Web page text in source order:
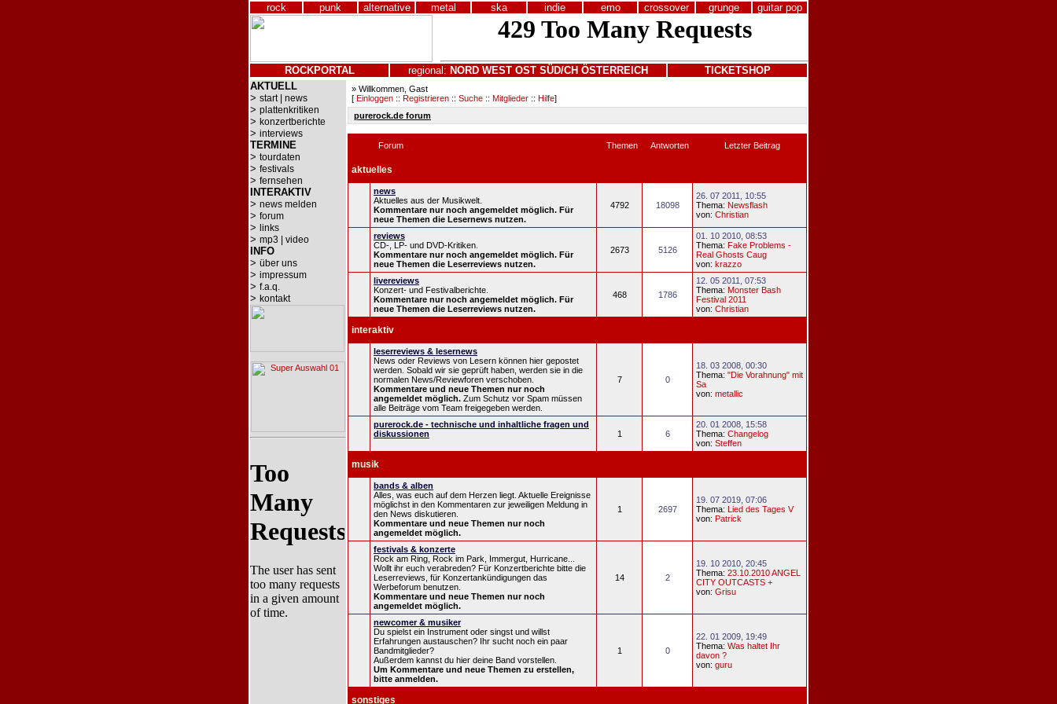
rock punk alternative metal ska indie emo crossover grunge guitar pop
ROCKPORTAL regional: NORD WEST OST SÜD/CH ÖSTERREICH
TICKETSHOP
AKTUELL
> start | news
> plattenkritiken
> konzertberichte
> interviews
TERMINE
> tourdaten
> festivals
> fernsehen
INTERAKTIV
> news melden
> forum
> links
> mp3 | video
INFO
> über uns
> impressum
> f.a.q.
> kontakt
» Willkommen, Gast
[ Einloggen :: Registrieren :: Suche :: Mitglieder :: Hilfe]
purerock.de forum
Forum Themen Antworten Letzter Beitrag
aktuelles
news
Aktuelles aus der Musikwelt.
Kommentare nur noch angemeldet möglich. Für
neue Themen die Lesernews nutzen.
4792 18098
26. 07 2011, 10:55
Thema: Newsflash
von: Christian
reviews
CD-, LP- und DVD-Kritiken.
Kommentare nur noch angemeldet möglich. Für
neue Themen die Leserreviews nutzen.
2673 5126
01. 10 2010, 08:53
Thema: Fake Problems -
Real Ghosts Caug
von: krazzo
livereviews
Konzert- und Festivalberichte.
Kommentare nur noch angemeldet möglich. Für
neue Themen die Leserreviews nutzen.
468 1786
12. 05 2011, 07:53
Thema: Monster Bash
Festival 2011
von: Christian
interaktiv
leserreviews & lesernews
News oder Reviews von Lesern können hier gepostet
werden. Sobald wir sie geprüft haben, werden sie in die
normalen News/Reviewforen verschoben.
Kommentare und neue Themen nur noch
angemeldet möglich. Zum Schutz vor Spam müssen
alle Beiträge vom Team freigegeben werden.
7 0
18. 03 2008, 00:30
Thema: "Die Vorahnung" mit
Sa
von: metallic
purerock.de - technische und inhaltliche fragen und
diskussionen
1 6
20. 01 2008, 15:58
Thema: Changelog
von: Steffen
musik
bands & alben
Alles, was euch auf dem Herzen liegt. Aktuelle Ereignisse
möglichst in den Kommentaren zur jeweiligen Meldung in
den News diskutieren.
Kommentare und neue Themen nur noch
angemeldet möglich.
1 2697
19. 07 2019, 07:06
Thema: Lied des Tages V
von: Patrick
festivals & konzerte
Rock am Ring, Rock im Park, Immergut, Hurricane...
Wollt ihr euch verabreden? Für Konzertberichte bitte die
Leserreviews, für Konzertankündigungen das
Werbeforum benutzen.
Kommentare und neue Themen nur noch
angemeldet möglich.
14 2
19. 10 2010, 20:45
Thema: 23.10.2010 ANGEL
CITY OUTCASTS +
von: Grisu
newcomer & musiker
Du spielst ein Instrument oder singst und willst
Erfahrungen austauschen? Ihr sucht noch ein paar
Bandmitglieder?
Außerdem kannst du hier deine Band vorstellen.
Um Kommentare und neue Themen zu erstellen,
bitte anmelden.
1 0
22. 01 2009, 19:49
Thema: Was haltet Ihr
davon ?
von: guru
sonstiges